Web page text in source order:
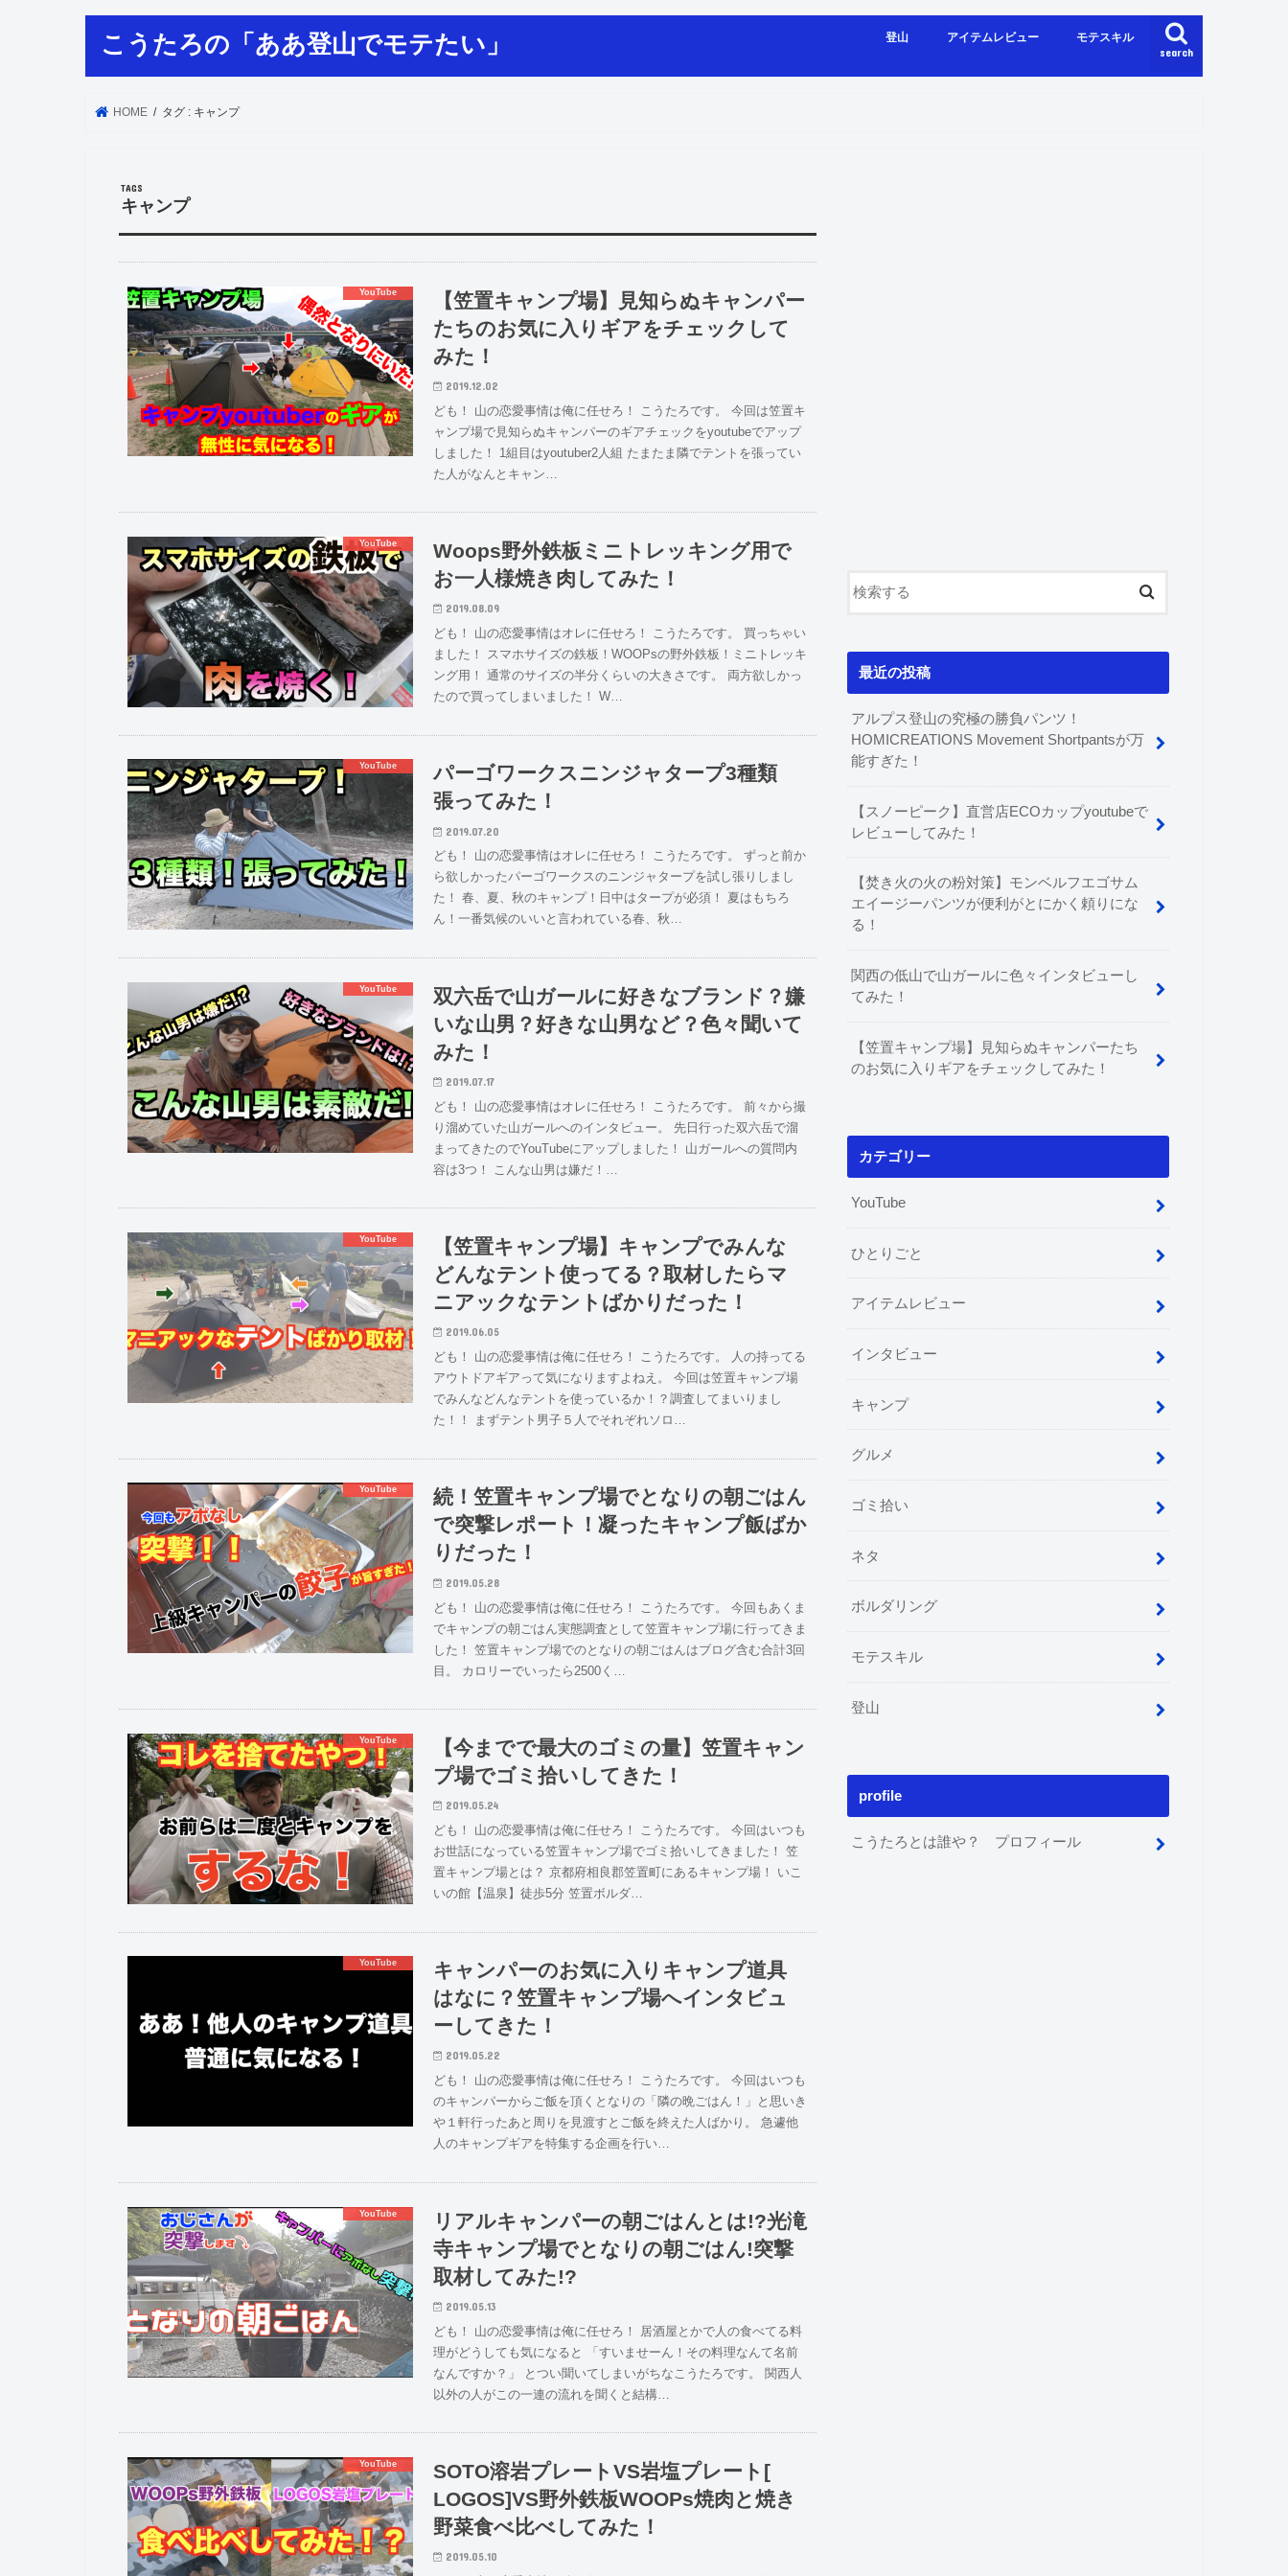
こうたろの「ああ登山でモテたい」 search
登山 アイテムレビュー モテスキル
HOME タグ : キャンプ
キャンプ
YouTube
【笠置キャンプ場】見知らぬキャンパー
たちのお気に入りギアをチェックして
みた！
2019.12.02
ども！ 山の恋愛事情は俺に任せろ！ こうたろです。 今回は笠置キ
ャンプ場で見知らぬキャンパーのギアチェックをyoutubeでアップ
しました！ 1組目はyoutuber2人組 たまたま隣でテントを張ってい
た人がなんとキャン…
YouTube
Woops野外鉄板ミニトレッキング用で
お一人様焼き肉してみた！
2019.08.09
ども！ 山の恋愛事情はオレに任せろ！ こうたろです。 買っちゃい
ました！ スマホサイズの鉄板！WOOPsの野外鉄板！ミニトレッキ
ング用！ 通常のサイズの半分くらいの大きさです。 両方欲しかっ
たので買ってしまいました！ W…
YouTube
パーゴワークスニンジャタープ3種類
張ってみた！
2019.07.20
ども！ 山の恋愛事情はオレに任せろ！ こうたろです。 ずっと前か
ら欲しかったパーゴワークスのニンジャタープを試し張りしまし
た！ 春、夏、秋のキャンプ！日中はタープが必須！ 夏はもちろ
ん！一番気候のいいと言われている春、秋…
YouTube
双六岳で山ガールに好きなブランド？嫌
いな山男？好きな山男など？色々聞いて
みた！
2019.07.17
ども！ 山の恋愛事情はオレに任せろ！ こうたろです。 前々から撮
り溜めていた山ガールへのインタビュー。 先日行った双六岳で溜
まってきたのでYouTubeにアップしました！ 山ガールへの質問内
容は3つ！ こんな山男は嫌だ！…
YouTube
【笠置キャンプ場】キャンプでみんな
どんなテント使ってる？取材したらマ
ニアックなテントばかりだった！
2019.06.05
ども！ 山の恋愛事情は俺に任せろ！ こうたろです。 人の持ってる
アウトドアギアって気になりますよねえ。 今回は笠置キャンプ場
でみんなどんなテントを使っているか！？調査してまいりまし
た！！ まずテント男子５人でそれぞれソロ…
YouTube
続！笠置キャンプ場でとなりの朝ごはん
で突撃レポート！凝ったキャンプ飯ばか
りだった！
2019.05.28
ども！ 山の恋愛事情は俺に任せろ！ こうたろです。 今回もあくま
でキャンプの朝ごはん実態調査として笠置キャンプ場に行ってきま
した！ 笠置キャンプ場でのとなりの朝ごはんはブログ含む合計3回
目。 カロリーでいったら2500く…
YouTube
【今までで最大のゴミの量】笠置キャン
プ場でゴミ拾いしてきた！
2019.05.24
ども！ 山の恋愛事情は俺に任せろ！ こうたろです。 今回はいつも
お世話になっている笠置キャンプ場でゴミ拾いしてきました！ 笠
置キャンプ場とは？ 京都府相良郡笠置町にあるキャンプ場！ いこ
いの館【温泉】徒歩5分 笠置ボルダ…
YouTube
キャンパーのお気に入りキャンプ道具
はなに？笠置キャンプ場へインタビュ
ーしてきた！
2019.05.22
ども！ 山の恋愛事情は俺に任せろ！ こうたろです。 今回はいつも
のキャンパーからご飯を頂くとなりの「隣の晩ごはん！」と思いき
や１軒行ったあと周りを見渡すとご飯を終えた人ばかり。 急遽他
人のキャンプギアを特集する企画を行い…
YouTube
リアルキャンパーの朝ごはんとは!?光滝
寺キャンプ場でとなりの朝ごはん!突撃
取材してみた!?
2019.05.13
ども！ 山の恋愛事情は俺に任せろ！ 居酒屋とかで人の食べてる料
理がどうしても気になると 「すいませーん！その料理なんて名前
なんですか？」 とつい聞いてしまいがちなこうたろです。 関西人
以外の人がこの一連の流れを聞くと結構…
YouTube
SOTO溶岩プレートVS岩塩プレート[
LOGOS]VS野外鉄板WOOPs焼肉と焼き
野菜食べ比べしてみた！
2019.05.10
最近の投稿
アルプス登山の究極の勝負パンツ！
HOMICREATIONS Movement Shortpantsが万
能すぎた！
【スノーピーク】直営店ECOカップyoutubeで
レビューしてみた！
【焚き火の火の粉対策】モンベルフエゴサム
エイージーパンツが便利がとにかく頼りにな
る！
関西の低山で山ガールに色々インタビューし
てみた！
【笠置キャンプ場】見知らぬキャンパーたち
のお気に入りギアをチェックしてみた！
カテゴリー
YouTube
ひとりごと
アイテムレビュー
インタビュー
キャンプ
グルメ
ゴミ拾い
ネタ
ボルダリング
モテスキル
登山
profile
こうたろとは誰や？ プロフィール